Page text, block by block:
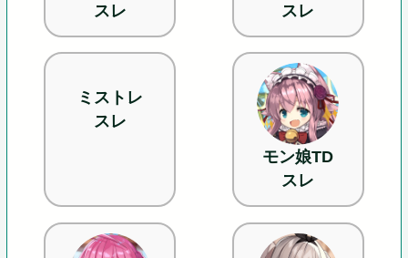
スレ
スレ
ミストレ
スレ
モン娘TD
スレ